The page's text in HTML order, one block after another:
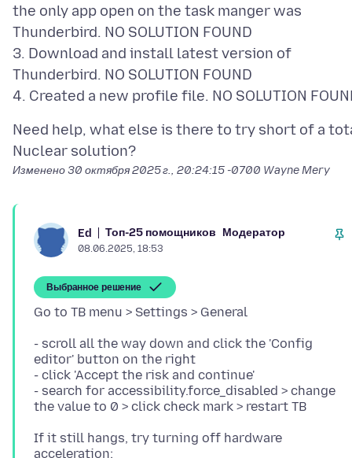
the only app open on the task manger was
Thunderbird. NO SOLUTION FOUND
3. Download and install latest version of
Thunderbird. NO SOLUTION FOUND
Need help, what else is there to try short of a
Изменено30 октября 2025 г., 20:24:15 -0700 Wayne Mery
Ed Топ-25 помощников Модератор
08.06.2025, 18:53
Выбранное решение
- scroll all the way down and click the 'Config
editor' button on the right
- click 'Accept the risk and continue'
- search for accessibility.force_disabled > change
If it still hangs, try turning off hardware